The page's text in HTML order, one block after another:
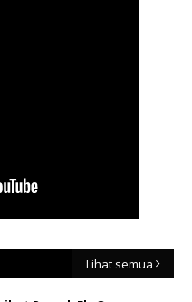
Lihat semua